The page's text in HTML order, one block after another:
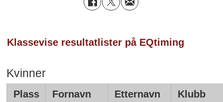
Klassevise resultatlister på EQtiming
Kvinner
Plass Fornavn Etternavn Klubb